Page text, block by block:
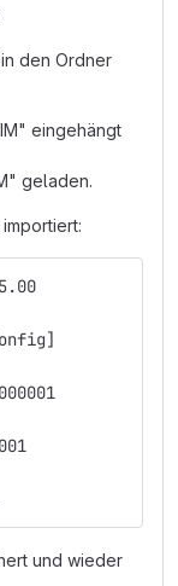
den Ordner
eingehängt
geladen.
und wieder